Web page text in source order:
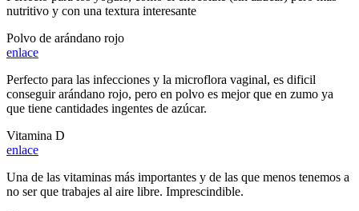
nutritivo y con una textura interesante
Polvo de arándano rojo
enlace
Perfecto para las infecciones y la microflora vaginal, es dificil
conseguir arándano rojo, pero en polvo es mejor que en zumo ya
que tiene cantidades ingentes de azúcar.
Vitamina D
enlace
Una de las vitaminas más importantes y de las que menos tenemos a
no ser que trabajes al aire libre. Imprescindible.